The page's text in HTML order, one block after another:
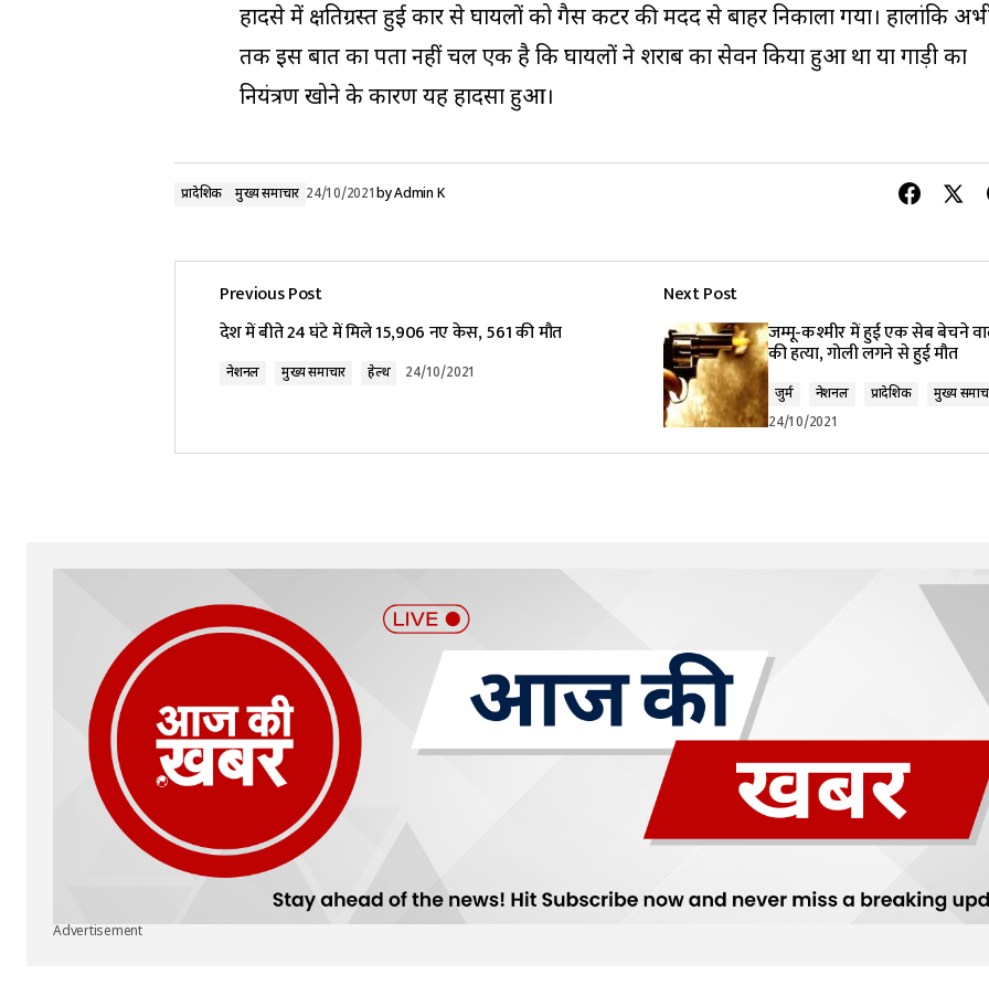
हादसे में क्षतिग्रस्त हुई कार से घायलों को गैस कटर की मदद से बाहर निकाला गया। हालांकि
तक इस बात का पता नहीं चल एक है कि घायलों ने शराब का सेवन किया हुआ था या गाड़ी का
नियंत्रण खोने के कारण यह हादसा हुआ।
प्रादेशिक मुख्य समाचार 24/10/2021byAdmin K
Previous Post
देश में बीते 24 घंटे में मिले 15,906 नए केस, 561 की मौत
नेशनल मुख्य समाचार हेल्थ 24/10/2021
Next Post
जम्मू-कश्मीर में हुई एक सेब बेचने
की हत्या, गोली लगने से हुई मौत
जुर्म नेशनल प्रादेशिक
मुख्य
24/10/2021
Advertisement